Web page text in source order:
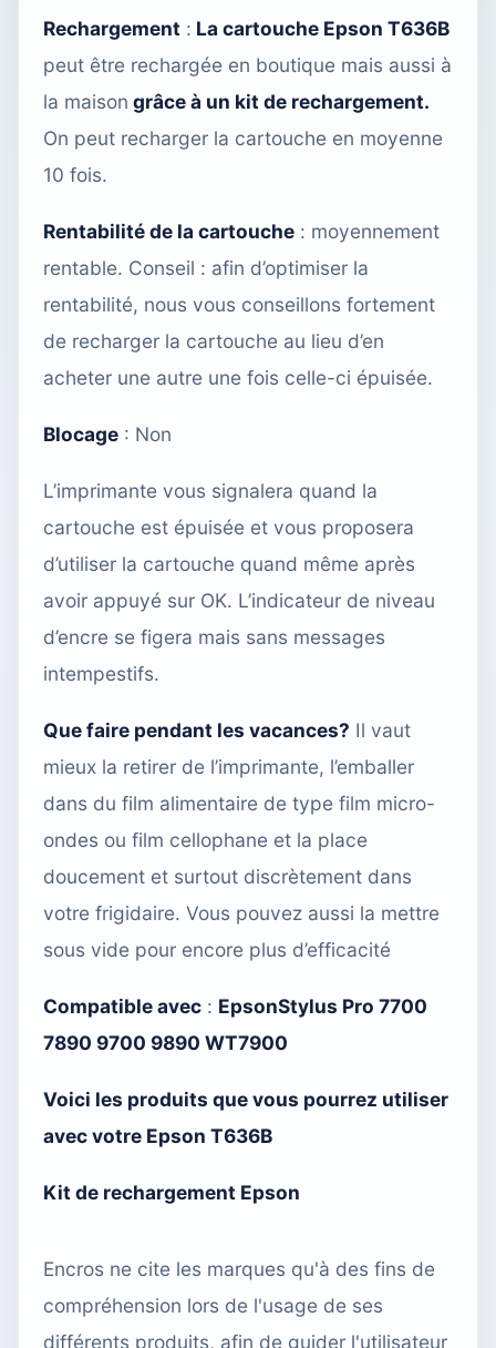
Rechargement : La cartouche Epson T636B
peut être rechargée en boutique mais aussi à
la maison grâce à un kit de rechargement.
On peut recharger la cartouche en moyenne
10 fois.
Rentabilité de la cartouche : moyennement
rentable. Conseil : afin d’optimiser la
rentabilité, nous vous conseillons fortement
de recharger la cartouche au lieu d’en
acheter une autre une fois celle-ci épuisée.
Blocage : Non
L’imprimante vous signalera quand la
cartouche est épuisée et vous proposera
d’utiliser la cartouche quand même après
avoir appuyé sur OK. L’indicateur de niveau
d’encre se figera mais sans messages
intempestifs.
Que faire pendant les vacances? Il vaut
mieux la retirer de l’imprimante, l’emballer
dans du film alimentaire de type film micro-
ondes ou film cellophane et la place
doucement et surtout discrètement dans
votre frigidaire. Vous pouvez aussi la mettre
sous vide pour encore plus d’efficacité
Compatible avec : EpsonStylus Pro 7700
7890 9700 9890 WT7900
Voici les produits que vous pourrez utiliser
avec votre Epson T636B
Kit de rechargement Epson
Encros ne cite les marques qu'à des fins de
compréhension lors de l'usage de ses
différents produits, afin de guider l'utilisateur